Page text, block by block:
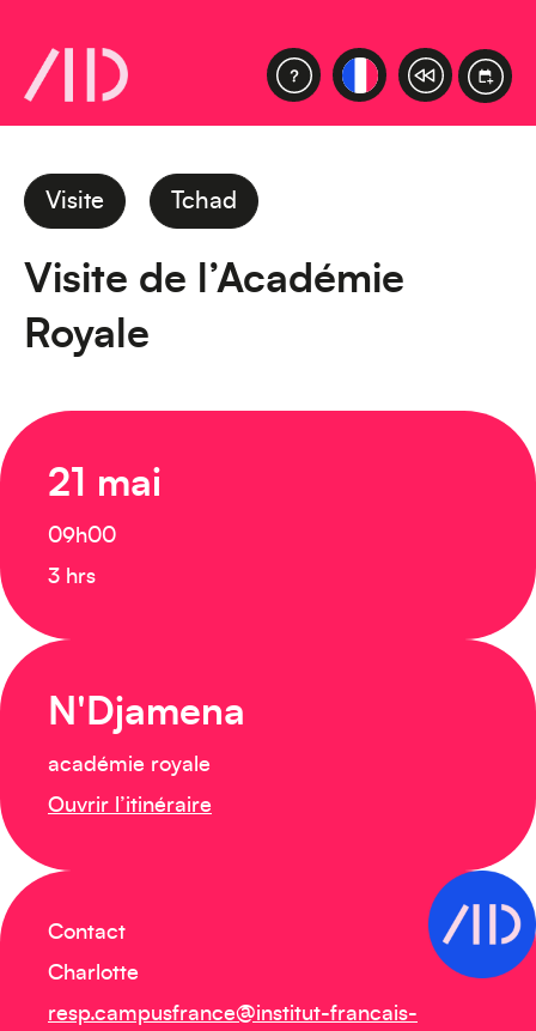
Visite Tchad
Visite de l’Académie
Royale
21 mai
09h00
3 hrs
N'Djamena
académie royale
Ouvrir l’itinéraire
Contact
Charlotte
resp.campusfrance@institut-francais-